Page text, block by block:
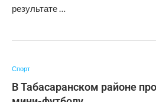
результате …
Спорт
В Табасаранском районе